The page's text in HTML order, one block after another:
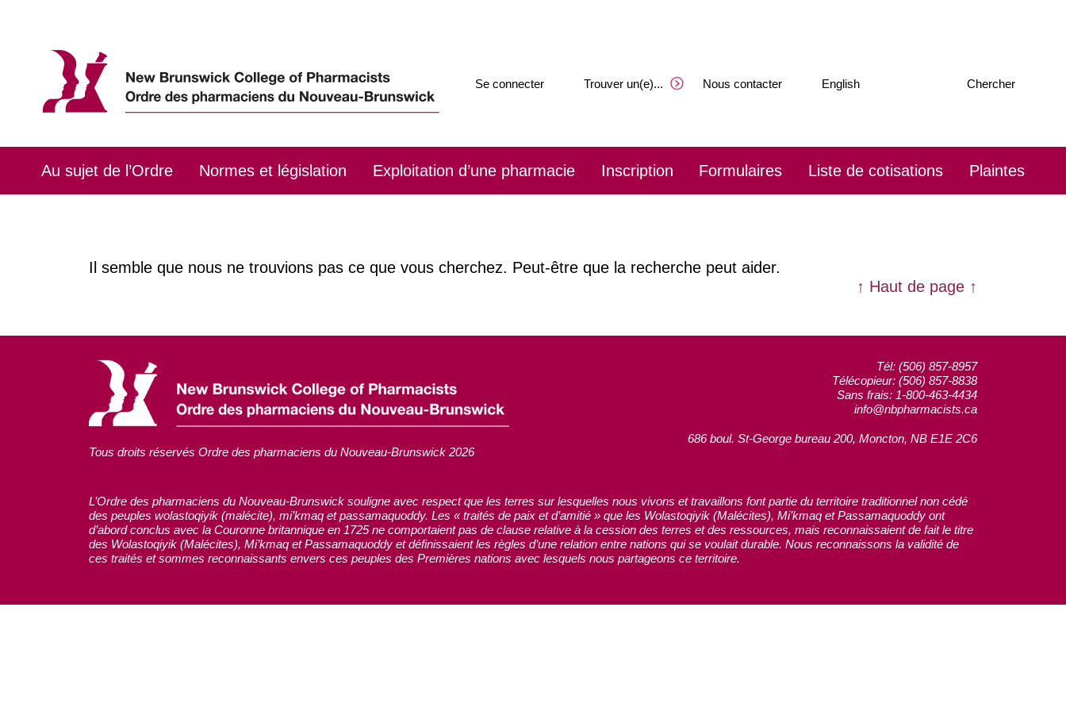
content
Se connecter Trouver un(e)... Nous contacter English
Passez
afficher
barre
de
Chercher
Au sujet de l’Ordre Normes et législation Exploitation d’une pharmacie Inscription Formulaires Liste de cotisations Plaintes
Il semble que nous ne trouvions pas ce que vous cherchez. Peut-être que la recherche peut aider.
↑ Haut de page ↑
Tous droits réservés Ordre des pharmaciens du Nouveau-Brunswick 2026
Tél: (506) 857-8957
Télécopieur: (506) 857-8838
Sans frais: 1-800-463-4434
info@nbpharmacists.ca
686 boul. St-George bureau 200, Moncton, NB E1E 2C6
L’Ordre des pharmaciens du Nouveau-Brunswick souligne avec respect que les terres sur lesquelles nous vivons et travaillons font partie du territoire traditionnel non cédé
des peuples wolastoqiyik (malécite), mi’kmaq et passamaquoddy. Les « traités de paix et d’amitié » que les Wolastoqiyik (Malécites), Mi’kmaq et Passamaquoddy ont
d’abord conclus avec la Couronne britannique en 1725 ne comportaient pas de clause relative à la cession des terres et des ressources, mais reconnaissaient de fait le titre
des Wolastoqiyik (Malécites), Mi’kmaq et Passamaquoddy et définissaient les règles d’une relation entre nations qui se voulait durable. Nous reconnaissons la validité de
ces traités et sommes reconnaissants envers ces peuples des Premières nations avec lesquels nous partageons ce territoire.